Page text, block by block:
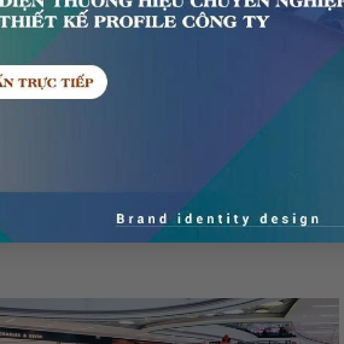
Biểu
Nghiệp Của
Nào?
7 Nguyên Tắc
Thiết Kế Logo
Designer Cần
/ 1411)